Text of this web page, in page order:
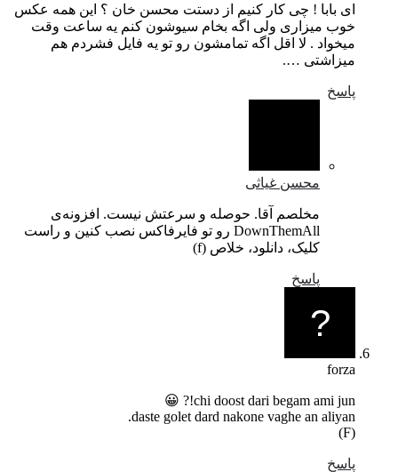
ای بابا ! چی کار کنیم از دستت محسن خان ؟ این همه عکس
خوب میزاری ولی اگه بخام سیوشون کنم یه ساعت وقت
میخواد . لا اقل اگه تمامشون رو تو یه فایل فشردم هم
میزاشتی ….
پاسخ
محسن غیاثی
مخلصم آقا. حوصله و سرعتش نیست. افزونه‌ی
DownThemAll رو تو فایرفاکس نصب کنین و راست
کلیک، دانلود، خلاص (f)
پاسخ
forza
chi doost dari begam ami jun!? 😀
daste golet dard nakone vaghe an aliyan.
پاسخ